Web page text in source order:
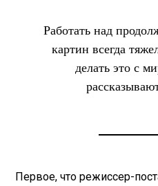
Работать над
картин всегда
делать это с
Первое, что режиссер-